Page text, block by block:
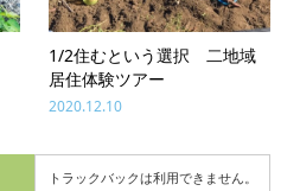
1/2住むという選択 二地域
居住体験ツアー
2020.12.10
トラックバックは利用できません。